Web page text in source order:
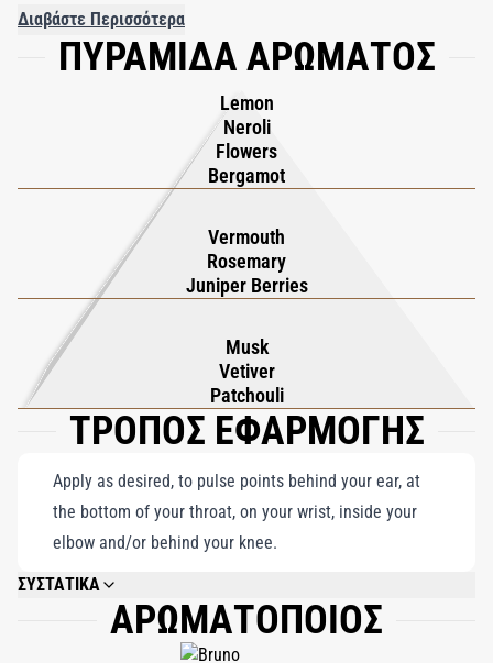
watery florals and citrus notes, gracefully transitioning to a
richer composition enriched by a vermouth accord. At its core,
resonance that lingers delicately on the skin. Crafted by
perfumer Bruno Jovanovic, the meticulous selection of
ingredients—including bergamot, lemon, neroli, rosemary,
juniper berry, musk, patchouli, and vetiver—creates an intricate
tapestry of scent. Fanfare Cologne Elixir is not just a fragrance;
it is a captivating experience, an ode to the bold and daring
spirit of modern Britain.
Διαβάστε Περισσότερα
ΠΥΡΑΜΙΔΑ ΑΡΩΜΑΤΟΣ
Lemon
Neroli
Flowers
Bergamot
Vermouth
Rosemary
Juniper Berries
Musk
Vetiver
Patchouli
ΤΡΟΠΟΣ ΕΦΑΡΜΟΓΗΣ
Apply as desired, to pulse points behind your ear, at
the bottom of your throat, on your wrist, inside your
elbow and/or behind your knee.
ΣΥΣΤΑΤΙΚΑ
ALCOHOL DENAT., PARFUM (FRAGRANCE), AQUA (WATER), LIMONENE,
LINALOOL, CITRAL, ALPHA-ISOMETHYL IONONE, GERANIOL,
CITRONELLOL, EUGENOL, BENZYL ALCOHOL.
ΑΡΩΜΑΤΟΠΟΙΟΣ